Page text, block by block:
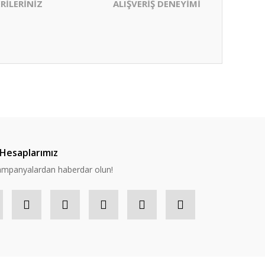
ALIŞVERİŞ DENEYİMİ
haberdar olun!